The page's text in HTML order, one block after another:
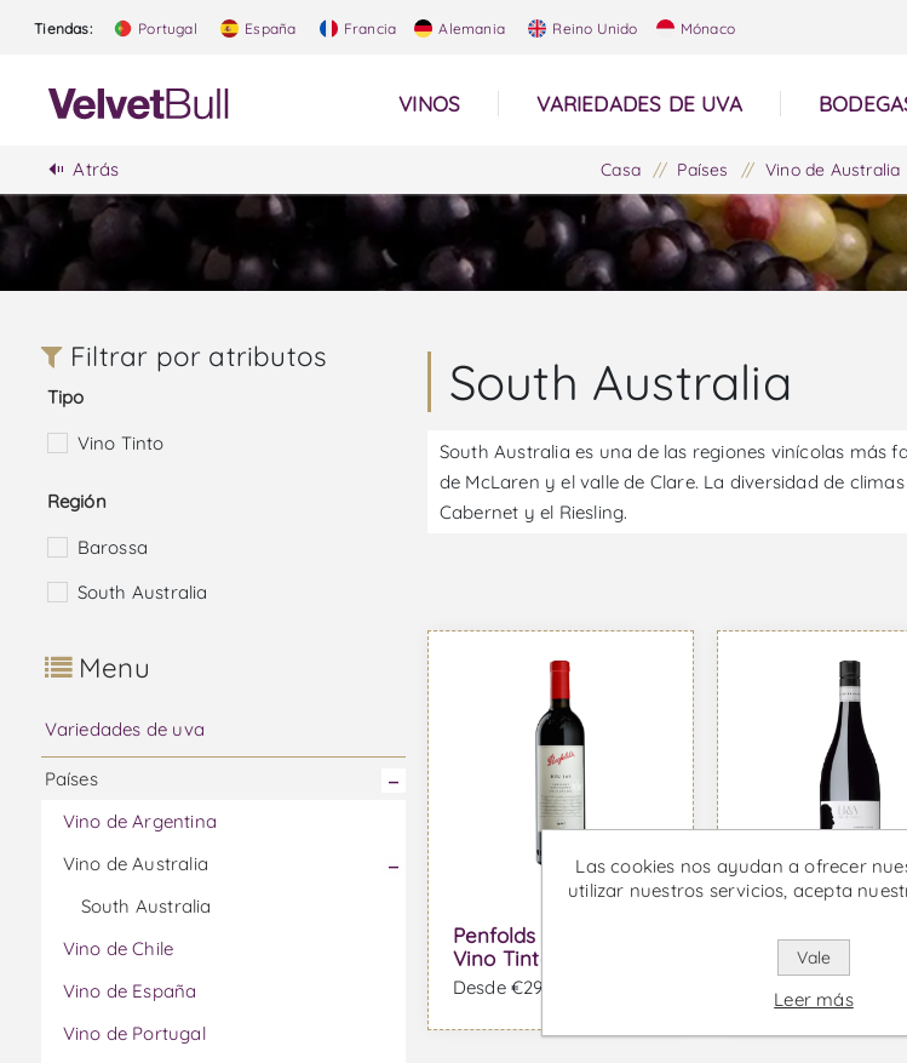
Tiendas: Portugal España Francia Alemania Reino Unido Mónaco
VINOS VARIEDADES DE UVA
Atrás Casa / Países / Vino de Australia
South Australia
South Australia es una de las regiones vinícolas más
de McLaren y el valle de Clare. La diversidad de
Cabernet y el Riesling.
Penfolds Bin 169 -
Vino Tinto
Desde €296,75 IVA incl.
Valley Shiraz -
Desde €24,41 IVA
Filtrar por atributos
Tipo
Vino Tinto
Región
Barossa
South Australia
Menu
Variedades de uva
Países
Vino de Argentina
Vino de Australia
South Australia
Vino de Chile
Vino de España
Vino de Portugal
Las cookies nos ayudan a ofrecer
utilizar nuestros servicios, acepta
Vale
Leer más